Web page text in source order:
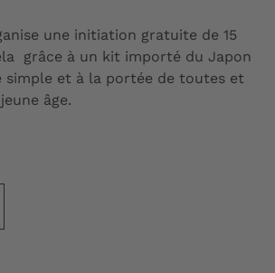
une initiation gratuite de 15
grâce à un kit importé du Japon
simple et à la portée de toutes et
âge.